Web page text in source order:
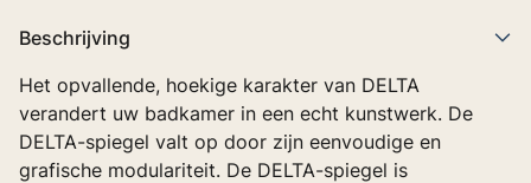
Beschrijving
Het opvallende, hoekige karakter van DELTA
verandert uw badkamer in een echt kunstwerk. De
DELTA-spiegel valt op door zijn eenvoudige en
grafische modulariteit. De DELTA-spiegel is